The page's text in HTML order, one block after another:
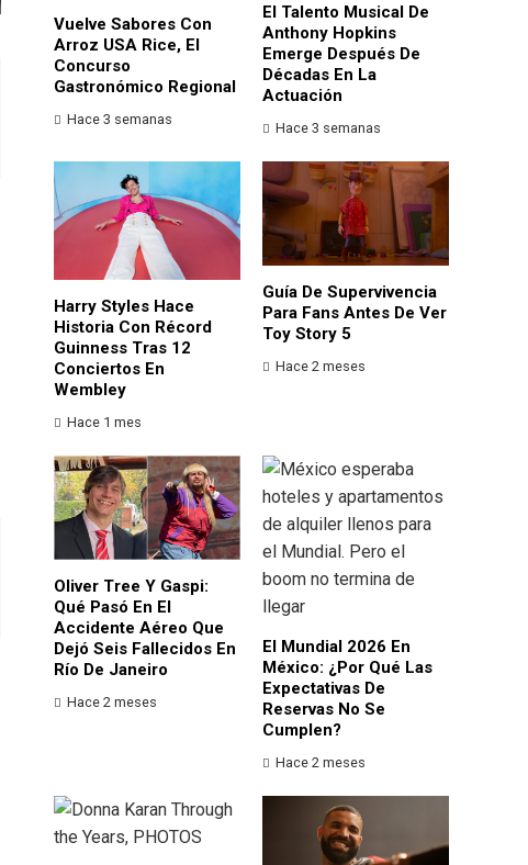
Vuelve Sabores Con
Arroz USA Rice, El
Concurso
Gastronómico Regional
Hace 3 semanas
El Talento Musical De
Anthony Hopkins
Emerge Después De
Décadas En La
Actuación
Hace 3 semanas
Harry Styles Hace
Historia Con Récord
Guinness Tras 12
Conciertos En
Wembley
Hace 1 mes
Guía De Supervivencia
Para Fans Antes De Ver
Toy Story 5
Hace 2 meses
Oliver Tree Y Gaspi:
Qué Pasó En El
Accidente Aéreo Que
Dejó Seis Fallecidos En
Río De Janeiro
Hace 2 meses
El Mundial 2026 En
México: ¿por Qué Las
Expectativas De
Reservas No Se
Cumplen?
Hace 2 meses